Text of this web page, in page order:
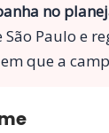
no
Paulo e
que a